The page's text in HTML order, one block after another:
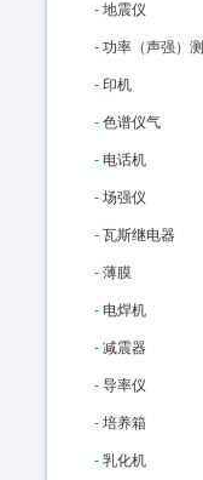
- 地震仪
- 功率（声强）测
- 印机
- 色谱仪气
- 电话机
- 场强仪
- 瓦斯继电器
- 薄膜
- 电焊机
- 减震器
- 导率仪
- 培养箱
- 乳化机